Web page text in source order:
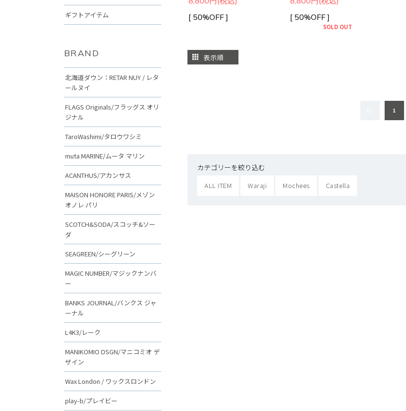
[ 50%OFF ]
[ 50%OFF ]
SOLD OUT
表示順
1
カテゴリーを絞り込む
ALL ITEM Waraji Mochees Castella
ギフトアイテム
BRAND
北海道ダウン：RETAR NUY / レタ
ールヌイ
FLAGS Originals/フラッグス オリ
ジナル
TaroWashimi/タロウワシミ
muta MARINE/ムータ マリン
ACANTHUS/アカンサス
MAISON HONORE PARIS/メゾン
オノレ パリ
SCOTCH&SODA/スコッチ&ソー
ダ
SEAGREEN/シーグリーン
MAGIC NUMBER/マジックナンバ
ー
BANKS JOURNAL/バンクス ジャ
ーナル
L4K3/レーク
MANIKOMIO DSGN/マニコミオ デ
ザイン
Wax London / ワックスロンドン
play-b/プレイビー